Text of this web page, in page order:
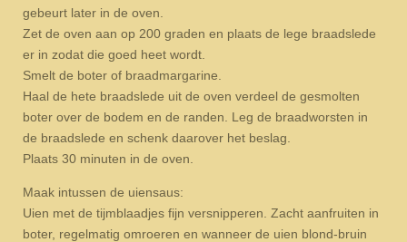
gebeurt later in de oven.
Zet de oven aan op 200 graden en plaats de lege braadslede
er in zodat die goed heet wordt.
Smelt de boter of braadmargarine.
Haal de hete braadslede uit de oven verdeel de gesmolten
boter over de bodem en de randen. Leg de braadworsten in
de braadslede en schenk daarover het beslag.
Plaats 30 minuten in de oven.
Maak intussen de uiensaus:
Uien met de tijmblaadjes fijn versnipperen. Zacht aanfruiten in
boter, regelmatig omroeren en wanneer de uien blond-bruin